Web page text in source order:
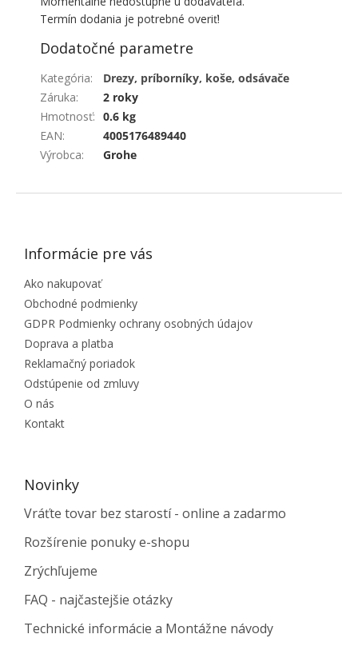
Termín dodania je potrebné overiť!
Dodatočné parametre
Kategória:
Drezy, príborníky, koše, odsávače
Záruka:
2 roky
Hmotnosť: 0.6 kg
EAN:
4005176489440
Výrobca: Grohe
ZÁPÄTIE
Informácie pre vás
Ako nakupovať
Obchodné podmienky
GDPR Podmienky ochrany osobných údajov
Doprava a platba
Reklamačný poriadok
Odstúpenie od zmluvy
O nás
Kontakt
Novinky
Vráťte tovar bez starostí - online a zadarmo
Rozšírenie ponuky e-shopu
Zrýchľujeme
FAQ - najčastejšie otázky
Technické informácie a Montážne návody